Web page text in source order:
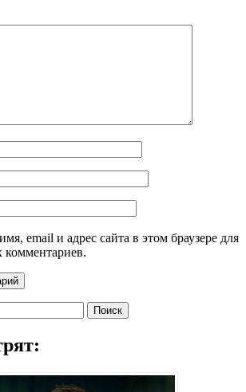
email и адрес сайта в этом браузере для